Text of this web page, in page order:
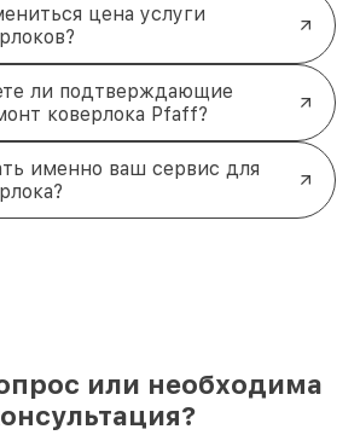
цена услуги
ли подтверждающие
коверлока Pfaff?
именно ваш сервис для
или необходима